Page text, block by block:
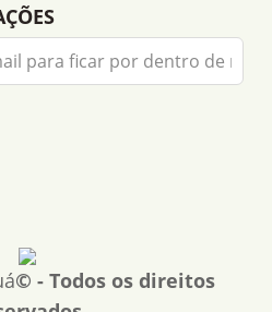
© - Todos os direitos